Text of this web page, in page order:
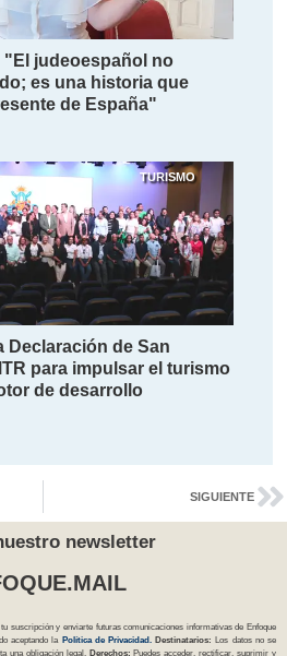
"El judeoespañol no
es una historia que
de España"
TURISMO
Declaración de San
para impulsar el turismo
de desarrollo
SIGUIENTE
newsletter
suscripción y enviarte futuras comunicaciones informativas de Enfoque
aceptando la Política de Privacidad Destinatarios:
Los datos no se
una obligación legal.
Derechos: Puedes acceder, rectificar, suprimir y